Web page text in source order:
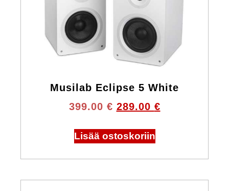
Musilab Eclipse 5 White
399.00 € 289.00 €
Lisää ostoskoriin